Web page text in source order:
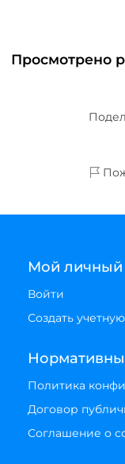
Просмотрено
Мой личный
Войти
Создать
Политика
Договор
Соглашение о